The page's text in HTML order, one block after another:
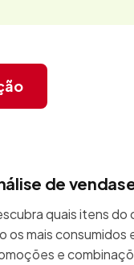
de
quais itens do
os mais consumidos
e